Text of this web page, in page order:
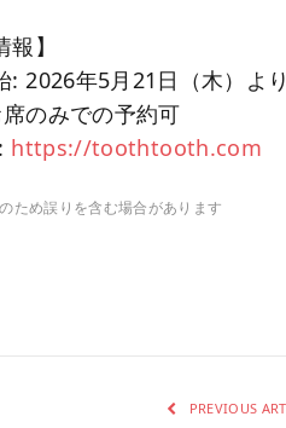
報】
: 2026年5月21日（木）よ
のみでの予約可
https://toothtooth.com
ため誤りを含む場合があります
PREVIOUS